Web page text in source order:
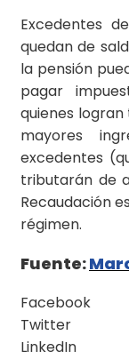
Excedentes
quedan de
la pensión
pagar
quienes
mayores
excedentes
tributarán de
Recaudación
régimen.
Fuente:
Facebook
Twitter
LinkedIn